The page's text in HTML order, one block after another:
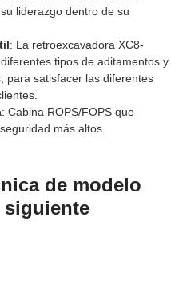
liderazgo dentro de su
: La retroexcavadora XC8-
tipos de aditamentos y
para satisfacer las diferentes
: Cabina ROPS/FOPS que
más altos.
de modelo
siguiente